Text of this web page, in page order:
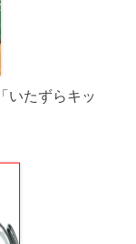
いたずらキッ